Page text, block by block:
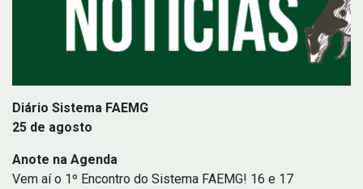
Diário Sistema FAEMG
25 de agosto
Anote na Agenda
Vem aí o 1º Encontro do Sistema FAEMG! 16 e 17